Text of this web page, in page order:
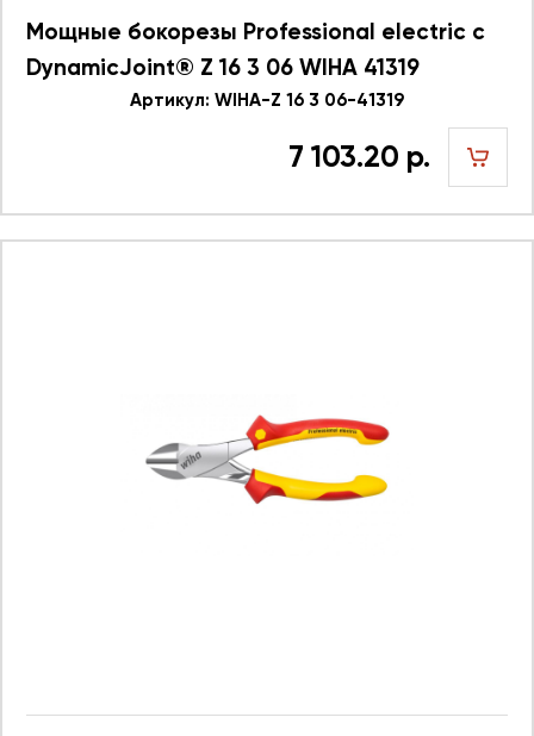
Мощные бокорезы Professional electric с
DynamicJoint® Z 16 3 06 WIHA 41319
Артикул: WIHA-Z 16 3 06-41319
7 103.20 р.